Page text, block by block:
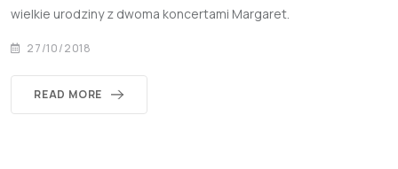
wielkie urodziny z dwoma koncertami Margaret.
27/10/2018
READ MORE